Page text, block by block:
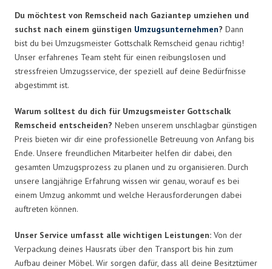
Du möchtest von Remscheid nach Gaziantep umziehen und
suchst nach einem günstigen Umzugsunternehmen? Dann
bist du bei Umzugsmeister Gottschalk Remscheid genau richtig!
Unser erfahrenes Team steht für einen reibungslosen und
stressfreien Umzugsservice, der speziell auf deine Bedürfnisse
abgestimmt ist.
Warum solltest du dich für Umzugsmeister Gottschalk
Remscheid entscheiden? Neben unserem unschlagbar günstigen
Preis bieten wir dir eine professionelle Betreuung von Anfang bis
Ende. Unsere freundlichen Mitarbeiter helfen dir dabei, den
gesamten Umzugsprozess zu planen und zu organisieren. Durch
unsere langjährige Erfahrung wissen wir genau, worauf es bei
einem Umzug ankommt und welche Herausforderungen dabei
auftreten können.
Unser Service umfasst alle wichtigen Leistungen: Von der
Verpackung deines Hausrats über den Transport bis hin zum
Aufbau deiner Möbel. Wir sorgen dafür, dass all deine Besitztümer